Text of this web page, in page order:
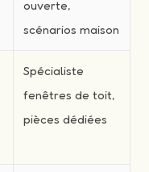
ouverte,
scénarios maison
Spécialiste
fenêtres de toit,
pièces dédiées